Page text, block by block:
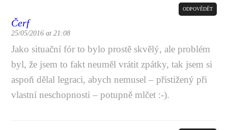
Čerf
25/05/2016 at 21:08
ODPOVĚDĚT
Jako situační fór to bylo prostě skvělý, ale problém
byl, že jsem to fakt neuměl vrátit zpátky, tak jsem si
aspoň dělal legraci, abych nemusel – přistižený při
vlastní neschopnosti – potupně mlčet :-).